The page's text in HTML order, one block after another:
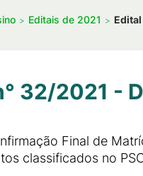
Editais de 2021
32/2021 -
Final de
classificados no